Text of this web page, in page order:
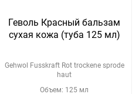
Геволь Красный бальзам
сухая кожа (туба 125 мл)
Gehwol Fusskraft Rot trockene sprode
haut
Объем: 125 мл